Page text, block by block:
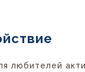
любителей